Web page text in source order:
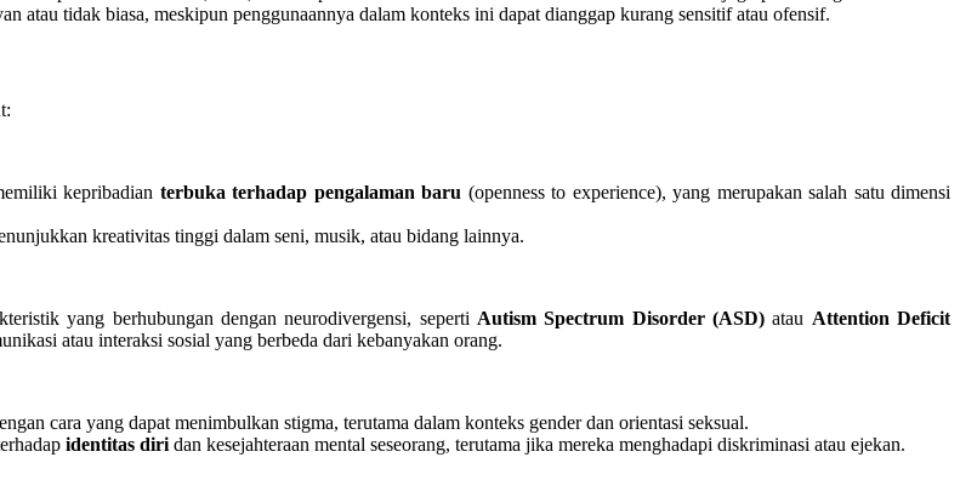
atau tidak biasa, meskipun penggunaannya dalam konteks ini dapat dianggap kurang sensitif atau ofensif.
kepribadian terbuka terhadap pengalaman baru (openness to experience), yang merupakan salah satu dimensi
kreativitas tinggi dalam seni, musik, atau bidang lainnya.
yang berhubungan dengan neurodivergensi, seperti Autism Spectrum Disorder (ASD)atau Attention Deficit
atau interaksi sosial yang berbeda dari kebanyakan orang.
cara yang dapat menimbulkan stigma, terutama dalam konteks gender dan orientasi seksual.
identitas diri dan kesejahteraan mental seseorang, terutama jika mereka menghadapi diskriminasi atau ejekan.